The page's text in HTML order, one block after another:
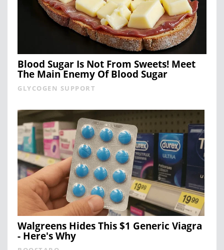
Blood Sugar Is Not From Sweets! Meet
The Main Enemy Of Blood Sugar
GLYCOGEN SUPPORT
Walgreens Hides This $1 Generic Viagra
- Here's Why